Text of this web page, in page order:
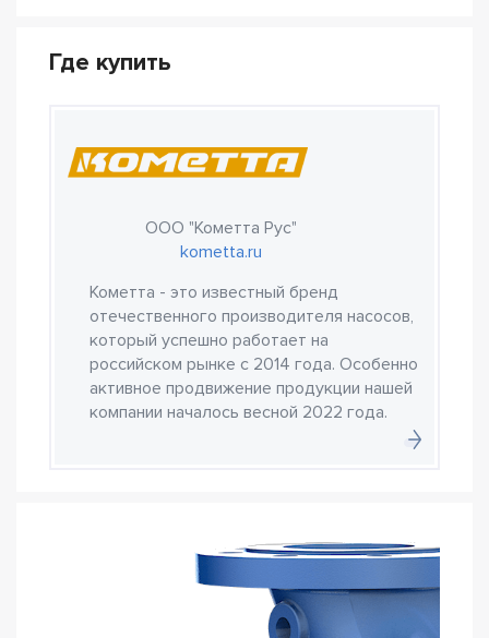
Где купить
ООО "Кометта Рус"
kometta.ru
Кометта - это известный бренд
отечественного производителя насосов,
который успешно работает на
российском рынке с 2014 года. Особенно
активное продвижение продукции нашей
компании началось весной 2022 года.